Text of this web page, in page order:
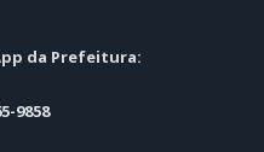
da Prefeitura:
9858